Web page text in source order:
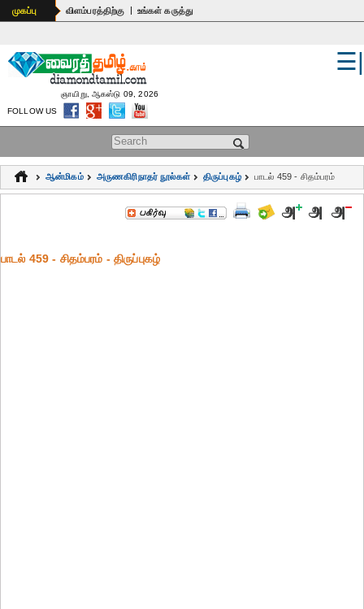
உலகம்
பொதுஅறிவு
கல்வி
ஆன்மிகம்
மருத்துவம்
முகப்பு விளம்பரத்திற்கு | உங்கள் கருத்து
Search form
☰|
ஞாயிறு, ஆகஸ்டு 09, 2026
FOLLOW US
ஆன்மிகம் அருணகிரிநாதர் நூல்கள் திருப்புகழ் பாடல் 459 - சிதம்பரம்
பாடல் 459 - சிதம்பரம் - திருப்புகழ்